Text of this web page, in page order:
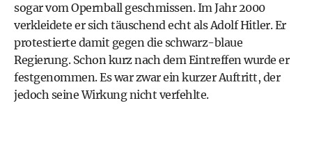
sogar vom Opernball geschmissen. Im Jahr 2000
verkleidete er sich täuschend echt als Adolf Hitler. Er
protestierte damit gegen die schwarz-blaue
Regierung. Schon kurz nach dem Eintreffen wurde er
festgenommen. Es war zwar ein kurzer Auftritt, der
jedoch seine Wirkung nicht verfehlte.